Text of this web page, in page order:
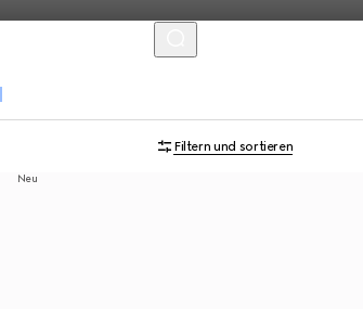
Filtern und sortieren
Neu